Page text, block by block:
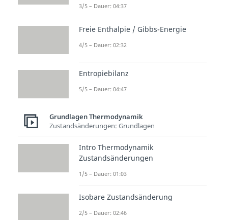
3/5 – Dauer: 04:37
Freie Enthalpie / Gibbs-Energie
4/5 – Dauer: 02:32
Entropiebilanz
5/5 – Dauer: 04:47
Grundlagen Thermodynamik
Zustandsänderungen: Grundlagen
Intro Thermodynamik
Zustandsänderungen
1/5 – Dauer: 01:03
Isobare Zustandsänderung
2/5 – Dauer: 02:46